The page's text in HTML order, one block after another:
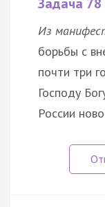
Задача 78
Из
борьбы с
почти три
Господу
России